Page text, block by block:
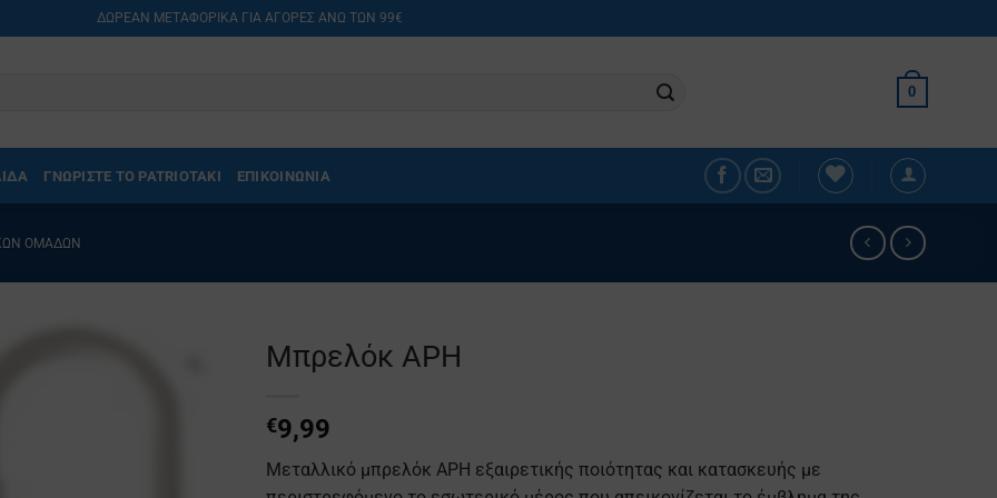
ΔΩΡΕΑΝ ΜΕΤΑΦΟΡΙΚΑ ΓΙΑ ΑΓΟΡΕΣ ΑΝΩ ΤΩΝ 99€
0
ΓΝΩΡΙΣΤΕ ΤΟ PATRIOTAKI ΕΠΙΚΟΙΝΩΝΙΑ
ΟΜΆΔΩΝ
Μπρελόκ ΑΡΗ
€9,99
Μεταλλικό μπρελόκ ΑΡΗ εξαιρετικής ποιότητας και κατασκευής με